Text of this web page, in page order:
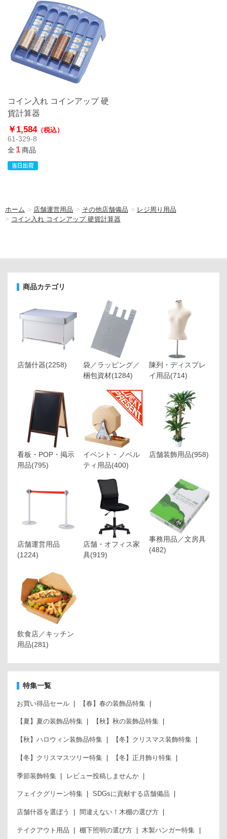
コイン入れ コインアップ 硬
貨計算器
￥1,584（税込）
61-329-8
全1商品
ホーム > 店舗運営用品 > その他店舗備品 > レジ周り用品
> コイン入れ コインアップ 硬貨計算器
商品カテゴリ
店舗什器(2258)
袋／ラッピング／
梱包資材(1284)
陳列・ディスプレ
イ用品(714)
看板・POP・掲示
用品(795)
イベント・ノベル
ティ用品(400)
店舗装飾用品(958)
店舗運営用品
(1224)
店舗・オフィス家
具(919)
事務用品／文房具
(482)
飲食店／キッチン
用品(281)
特集一覧
お買い得品セール 【春】春の装飾品特集
【夏】夏の装飾品特集 【秋】秋の装飾品特集
【秋】ハロウィン装飾品特集 【冬】クリスマス装飾特集
【冬】クリスマスツリー特集 【冬】正月飾り特集
季節装飾特集 レビュー投稿しませんか
フェイクグリーン特集 SDGsに貢献する店舗備品
店舗什器を選ぼう 間違えない！木棚の選び方
テイクアウト用品 棚下照明の選び方 木製ハンガー特集